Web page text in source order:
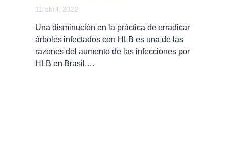
11 abril, 2022
Una disminución en la práctica de erradicar
árboles infectados con HLB es una de las
razones del aumento de las infecciones por
HLB en Brasil,…